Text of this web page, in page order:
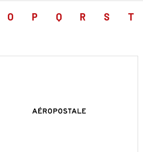
O P Q R S T